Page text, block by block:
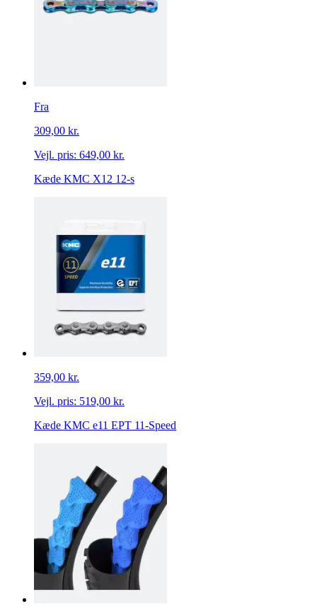
Fra
309,00 kr.
Vejl. pris: 649,00 kr.
Kæde KMC X12 12-s
359,00 kr.
Vejl. pris: 519,00 kr.
Kæde KMC e11 EPT 11-Speed